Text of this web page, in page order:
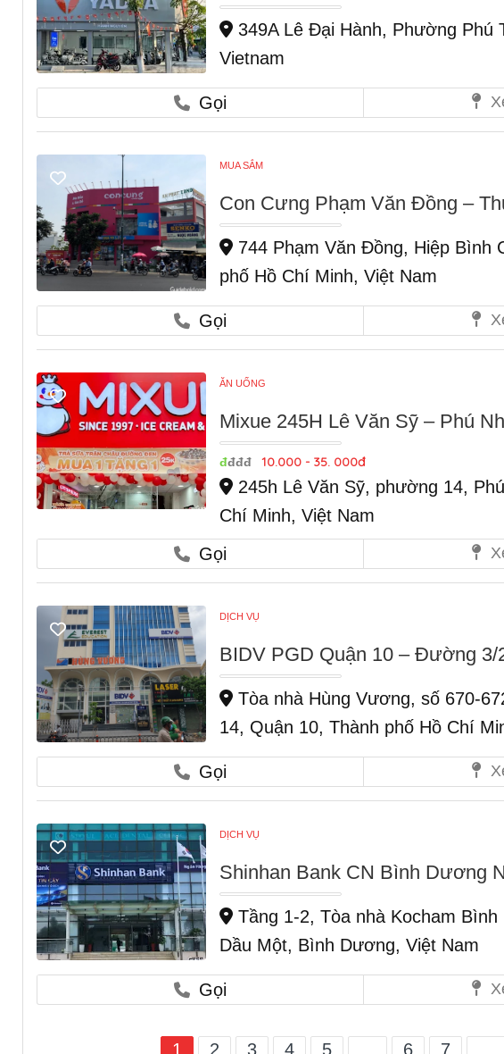
349A Lê Đại Hành, Phường Phú
Vietnam
Gọi
MUA SẮM
Con Cưng Phạm Văn Đồng –
744 Phạm Văn Đồng, Hiệp Bình
phố Hồ Chí Minh, Việt Nam
Gọi
ĂN UỐNG
Mixue 245H Lê Văn Sỹ – Phú
đđđđ 10.000 - 35. 000đ
245h Lê Văn Sỹ, phường 14,
Chí Minh, Việt Nam
Gọi
DỊCH VỤ
BIDV PGD Quận 10 – Đường 3/
Tòa nhà Hùng Vương, số 670-
14, Quận 10, Thành phố Hồ Chí
Gọi
DỊCH VỤ
Shinhan Bank CN Bình Dương
Tầng 1-2, Tòa nhà Kocham
Dầu Một, Bình Dương, Việt Nam
Gọi
1 2 3 4 5 6 7